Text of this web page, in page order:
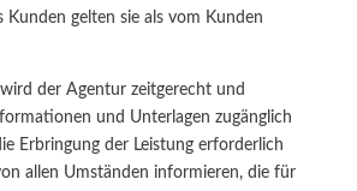
Kunden gelten sie als vom Kunden
der Agentur zeitgerecht und
und Unterlagen zugänglich
Erbringung der Leistung erforderlich
allen Umständen informieren, die für